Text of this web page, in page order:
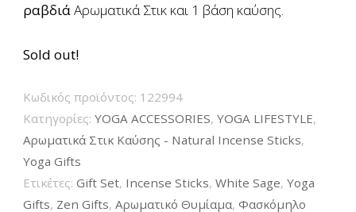
ραβδιάΑρωματικά Στικ και 1 βάση καύσης.
Sold out!
Κωδικός προϊόντος: 122994
Κατηγορίες: YOGA ACCESSORIES, YOGA LIFESTYLE,
Αρωματικά Στικ Καύσης - Natural Incense Sticks,
Υoga Gifts
Ετικέτες: Gift Set, Incense Sticks, White Sage, Yoga
Gifts, Zen Gifts, Αρωματικό Θυμίαμα, Φασκόμηλο